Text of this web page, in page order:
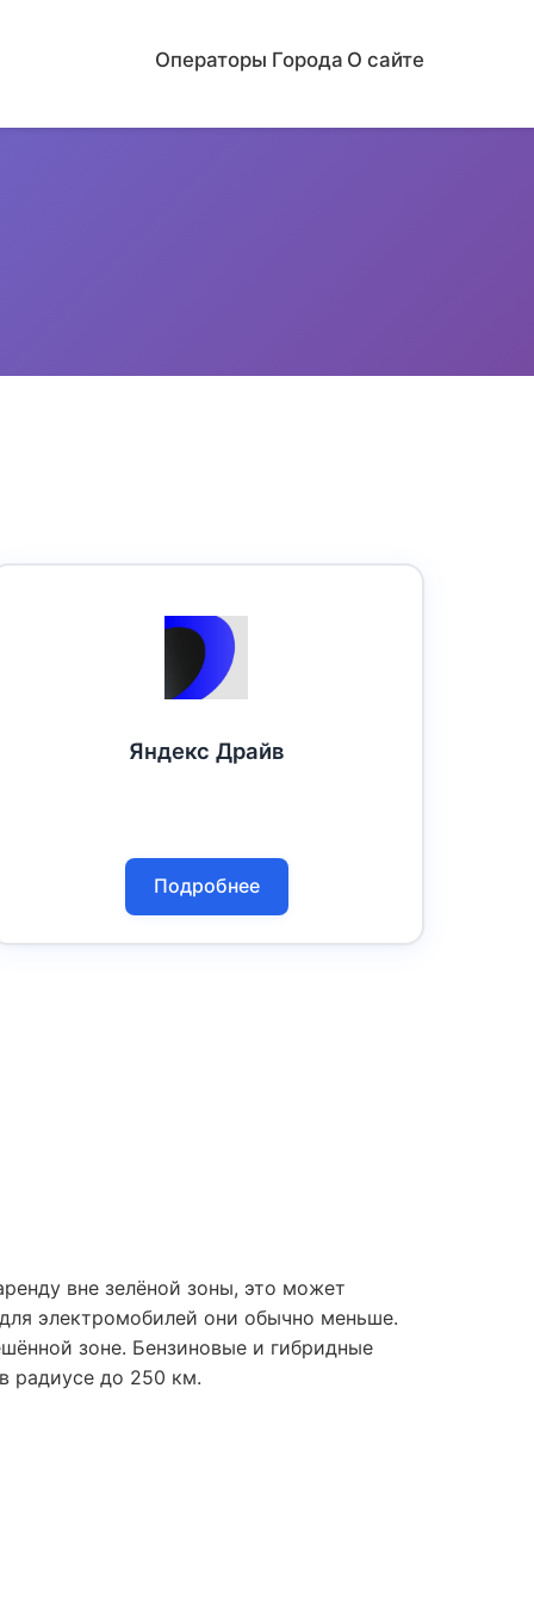
Операторы Города О сайте
Яндекс Драйв
Подробнее
вне зелёной зоны, это может
электромобилей они обычно меньше.
зоне. Бензиновые и гибридные
радиусе до 250 км.